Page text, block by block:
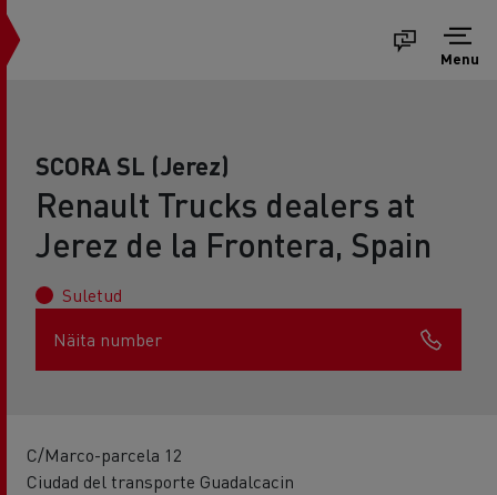
Menu
SCORA SL (Jerez)
Renault Trucks dealers at
Jerez de la Frontera, Spain
Suletud
Näita number
C/Marco-parcela 12
Ciudad del transporte Guadalcacin